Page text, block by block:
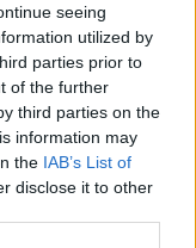
seeing
utilized by
parties prior to
of the further
third parties on the
information may
the IAB’s List of
disclose it to other
η επίθεση κατά